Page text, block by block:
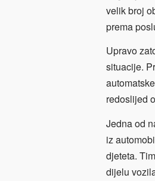
velik broj
prema
Upravo
situacije.
redoslijed
Jedna od
iz
djeteta.
dijelu